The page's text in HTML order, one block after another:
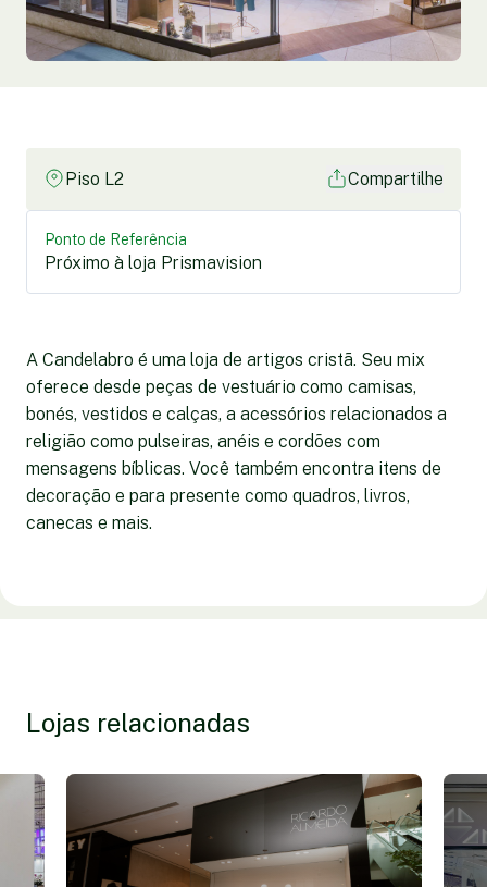
Piso L2 Compartilhe
Ponto de Referência
Próximo à loja Prismavision
A Candelabro é uma loja de artigos cristã. Seu mix
oferece desde peças de vestuário como camisas,
bonés, vestidos e calças, a acessórios relacionados a
religião como pulseiras, anéis e cordões com
mensagens bíblicas. Você também encontra itens de
decoração e para presente como quadros, livros,
canecas e mais.
Lojas relacionadas